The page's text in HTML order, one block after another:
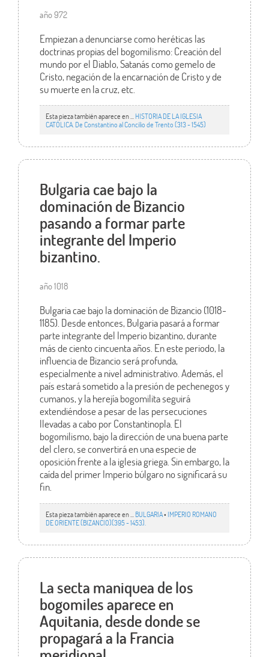
año 972
Empiezan a denunciarse como heréticas las
doctrinas propias del bogomilismo: Creación del
mundo por el Diablo, Satanás como gemelo de
Cristo, negación de la encarnación de Cristo y de
su muerte en la cruz, etc.
Esta pieza también aparece en ... HISTORIA DE LA IGLESIA
CATÓLICA. De Constantino al Concilio de Trento (313 - 1545)
Bulgaria cae bajo la
dominación de Bizancio
pasando a formar parte
integrante del Imperio
bizantino.
año 1018
Bulgaria cae bajo la dominación de Bizancio (1018-
1185). Desde entonces, Bulgaria pasará a formar
parte integrante del Imperio bizantino, durante
más de ciento cincuenta años. En este periodo, la
influencia de Bizancio será profunda,
especialmente a nivel administrativo. Además, el
país estará sometido a la presión de pechenegos y
cumanos, y la herejía bogomilita seguirá
extendiéndose a pesar de las persecuciones
llevadas a cabo por Constantinopla. El
bogomilismo, bajo la dirección de una buena parte
del clero, se convertirá en una especie de
oposición frente a la iglesia griega. Sin embargo, la
caída del primer Imperio búlgaro no significará su
fin.
Esta pieza también aparece en ... BULGARIA• IMPERIO ROMANO
DE ORIENTE (BIZANCIO)(395 - 1453).
La secta maniquea de los
bogomiles aparece en
Aquitania, desde donde se
propagará a la Francia